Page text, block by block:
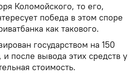
Коломойского, то его,
победа в этом споре
как такового.
государством на 150
после вывода этих средств у
стоимость.